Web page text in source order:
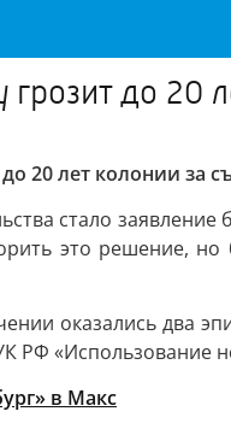
грозит до 20
20 лет колонии за
стало
это решение, но
оказались два
РФ
в Mакс